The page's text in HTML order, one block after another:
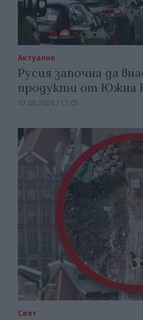
Актуално
Русия започна да
продукти от Южна
07.08.2026 / 17:05
Свят